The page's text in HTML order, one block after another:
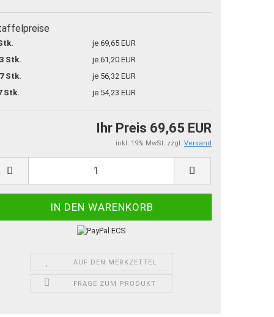
je 69,65 EUR
Stk.
je 61,20 EUR
Stk.
je 56,32 EUR
Stk.
je 54,23 EUR
Ihr Preis 69,65 EUR
inkl. 19% MwSt. zzgl. Versand
AUF DEN MERKZETTEL
FRAGE ZUM PRODUKT